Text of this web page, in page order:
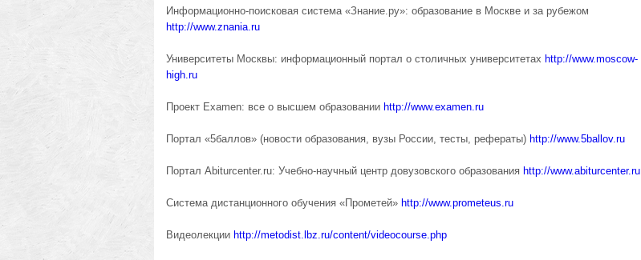
Информационно-поисковая система «Знание.ру»: образование в Москве и за рубежом
http://www.znania.ru
Университеты Москвы: информационный портал о столичных университетах http://www.moscow-
high.ru
Проект Examen: все о высшем образовании http://www.examen.ru
Портал «5баллов» (новости образования, вузы России, тесты, рефераты) http://www.5ballov.ru
Портал Abiturcenter.ru: Учебно-научный центр довузовского образования http://www.abiturcenter.ru
Система дистанционного обучения «Прометей» http://www.prometeus.ru
Видеолекции http://metodist.lbz.ru/content/videocourse.php